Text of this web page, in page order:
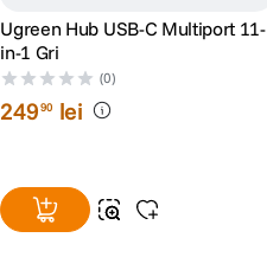
Ugreen Hub USB-C Multiport 11-
in-1 Gri
(0)
24990 lei